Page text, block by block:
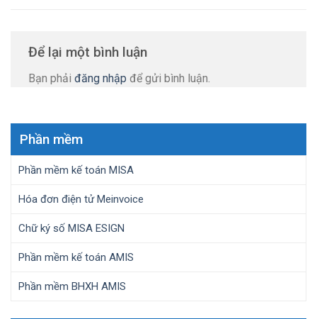
Để lại một bình luận
Bạn phải đăng nhập để gửi bình luận.
Phần mềm
Phần mềm kế toán MISA
Hóa đơn điện tử Meinvoice
Chữ ký số MISA ESIGN
Phần mềm kế toán AMIS
Phần mềm BHXH AMIS